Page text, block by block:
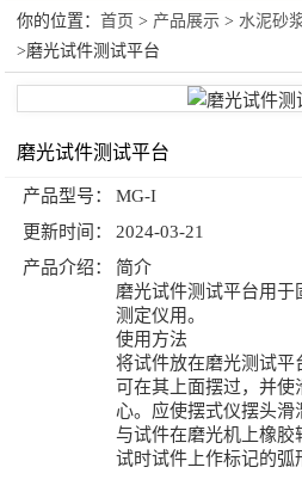
水泥砂浆类试验仪器
你的位置：首页 > 产品展示 >水泥砂
>磨光试件测试平台
磨光试件测试平台
产品型号：
MG-I
更新时间：
2024-03-21
产品介绍：
简介
磨光试件测试平台用
测定仪用。
使用方法
将试件放在磨光测试平
可在其上面摆过，并使
心。应使摆式仪摆头滑
与试件在磨光机上橡胶
试时试件上作标记的弧